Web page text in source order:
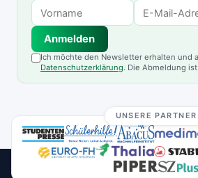
Anmelden
Ich möchte den Newsletter erhalten und
Datenschutzerklärung. Die Abmeldung
UNSERE PARTNER